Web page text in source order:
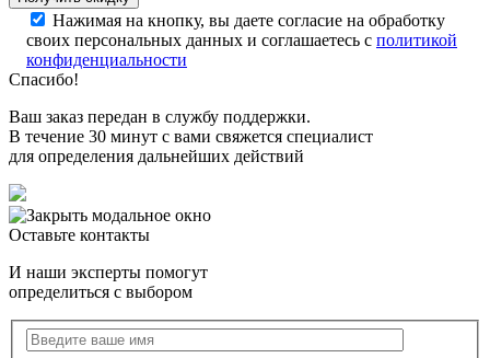
Нажимая на кнопку, вы даете согласие на обработку
своих персональных данных и соглашаетесь с политикой
конфиденциальности
Спасибо!
Ваш заказ передан в службу поддержки.
В течение 30 минут с вами свяжется специалист
для определения дальнейших действий
Оставьте контакты
И наши эксперты помогут
определиться с выбором